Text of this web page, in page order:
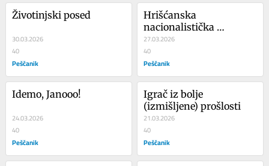
Životinjski posed
30.03.2026
40
Peščanik
Hrišćanska
nacionalistička
Internacionala
27.03.2026
40
Peščanik
Idemo, Janooo!
24.03.2026
40
Peščanik
Igrač iz bolje
(izmišljene) prošlosti
21.03.2026
40
Peščanik